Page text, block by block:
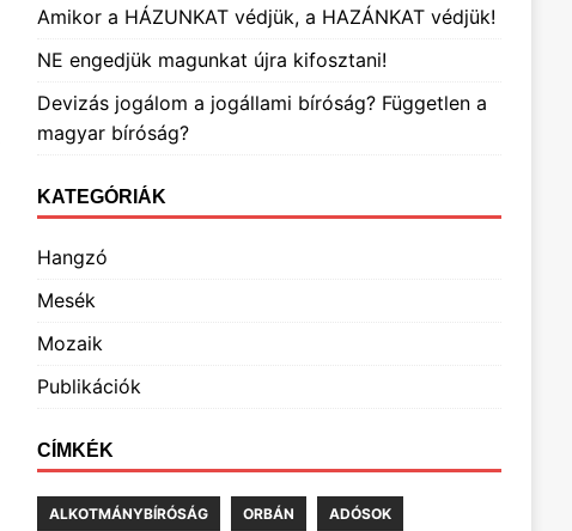
Amikor a HÁZUNKAT védjük, a HAZÁNKAT védjük!
NE engedjük magunkat újra kifosztani!
Devizás jogálom a jogállami bíróság? Független a
magyar bíróság?
KATEGÓRIÁK
Hangzó
Mesék
Mozaik
Publikációk
CÍMKÉK
ALKOTMÁNYBÍRÓSÁG ORBÁN ADÓSOK